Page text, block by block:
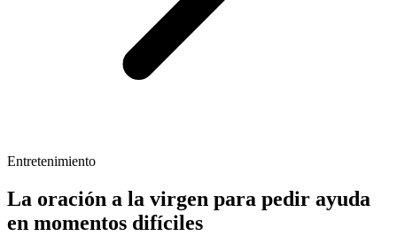
Entretenimiento
La oración a la virgen para pedir ayuda
en momentos difíciles